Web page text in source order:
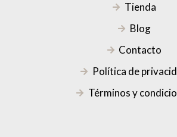
Tienda
Blog
Contacto
Política de
Términos y